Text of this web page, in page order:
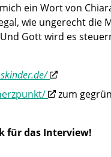
ein Wort von
wie ungerecht die
Gott wird es
zum
für das Interview!